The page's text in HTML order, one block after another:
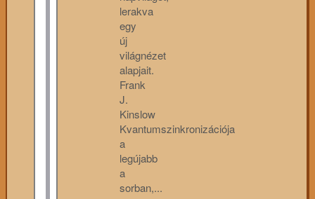
lerakva
egy
új
világnézet
alapjait.
Frank
J.
Kinslow
Kvantumszinkronizációja
a
legújabb
a
sorban,...